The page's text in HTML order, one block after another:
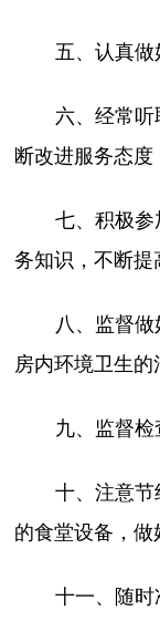
五、认真做
六、经常
断改进服务态度
七、积极
务知识，不断提
八、监督
房内环境卫生的
九、监督检
十、注意
的食堂设备，做
十一、随